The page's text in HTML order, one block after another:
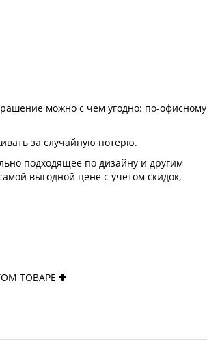
можно с чем угодно: по-офисному
за случайную потерю.
подходящее по дизайну и другим
выгодной цене с учетом скидок,
ТОВАРЕ